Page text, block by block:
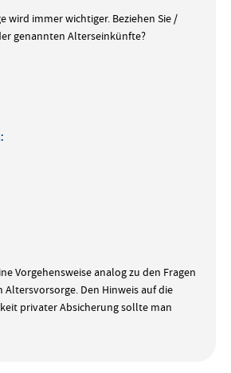
wird immer wichtiger. Beziehen Sie /
genannten Alterseinkünfte?
Vorgehensweise analog zu den Fragen
Altersvorsorge. Den Hinweis auf die
privater Absicherung sollte man